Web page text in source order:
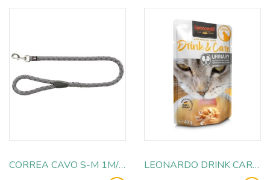
CORREA CAVO S-M 1M/12MM GRAFITO LEONARDO DRINK CARE URINARY POLLO 40GR